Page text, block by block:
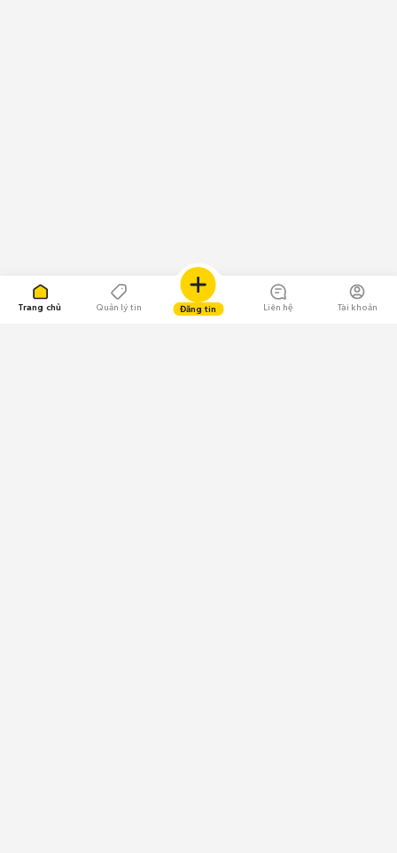
Trang chủ Quản lý tin Đăng tin Liên hệ Tài khoản